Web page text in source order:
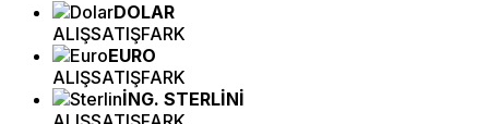
DOLAR
ALIŞSATIŞFARK
EURO
ALIŞSATIŞFARK
İNG. STERLİNİ